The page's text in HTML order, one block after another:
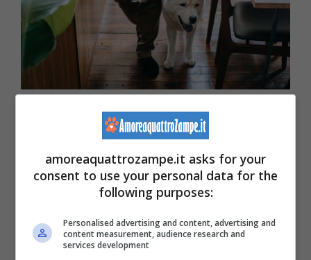
davvero squisite per gli amici cani. La
seconda di cui parliamo è ricca di pezzetti di
carne, unpiatto irresistibileper i pelosi. É la
torta di macinato di carne. Ecco cosa ci
amoreaquattrozampe.it asks for your
consent to use your personal data for the
following purposes:
Personalised advertising and content, advertising and
content measurement, audience research and
services development